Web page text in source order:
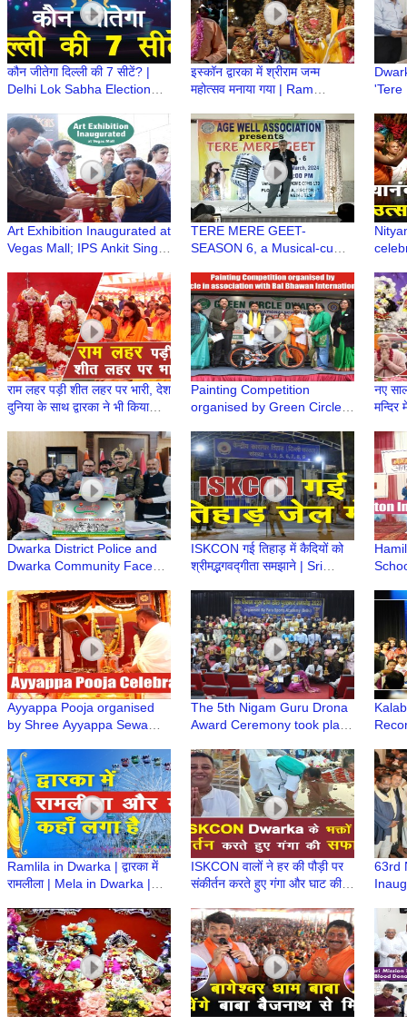
कौन जीतेगा दिल्ली की 7 सीटें? |
Delhi Lok Sabha Election
इस्कॉन द्वारका में श्रीराम जन्म
महोत्सव मनाया गया | Ram
ISKCON Temple Dwarka
'Tere
Art Exhibition Inaugurated at
Vegas Mall; IPS Ankit Singh
Graced the Event
TERE MERE GEET-
SEASON 6, a Musical-cum-
Well Association, Dwarka
राम लहर पड़ी शीत लहर पर भारी, देश
दुनिया के साथ द्वारका ने भी किया
Painting Competition
organised by Green Circle
Bhawan International
School
नए
मन्दिर
Dwarka District Police and
Dwarka Community Face
Friendship Cup
ISKCON गई तिहाड़ में कैदियों को
श्रीमद्भगवद्गीता समझाने | Sri
Dwarka
Ayyappa Pooja organised
by Shree Ayyappa Sewa
The 5th Nigam Guru Drona
Award Ceremony took place
College Auditorium
Ramlila in Dwarka | द्वारका में
रामलीला | Mela in Dwarka |
Mela
ISKCON वालों ने हर की पौड़ी पर
संकीर्तन करते हुए गंगा और घाट की
Abhiyan
63rd